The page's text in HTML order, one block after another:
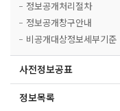
정보공개처리절차
정보공개창구안내
비공개대상정보세부기준
사전정보공표
정보목록